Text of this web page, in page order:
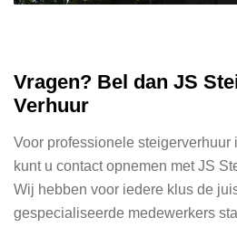
Vragen? Bel dan JS
Verhuur
Voor professionele
kunt u contact opnemen met JS
Wij hebben voor iedere klus de
gespecialiseerde medewerkers